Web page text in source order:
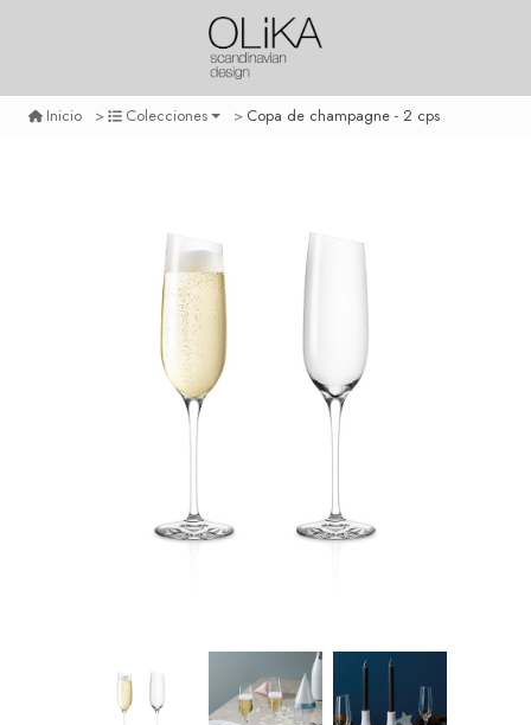
Inicio Colecciones Copa de champagne - 2 cps